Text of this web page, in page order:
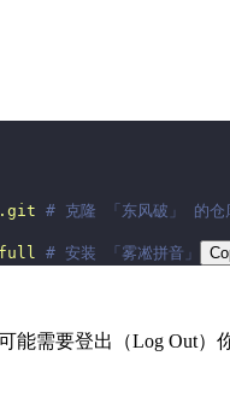
# 克隆 「东风破」 的仓
full # 安装 「雾凇拼音」
能需要登出（Log Out）